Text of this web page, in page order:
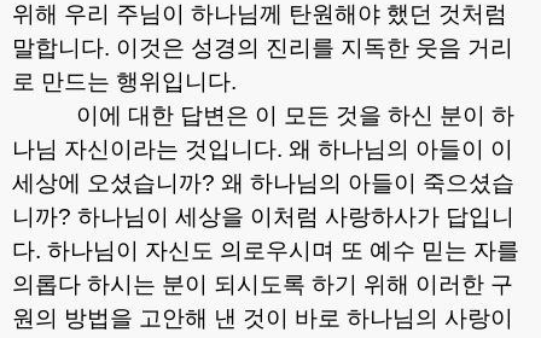
위해 우리 주님이 하나님께 탄원해야 했던 것처럼
말합니다. 이것은 성경의 진리를 지독한 웃음 거리
로 만드는 행위입니다.
이에 대한 답변은 이 모든 것을 하신 분이 하
나님 자신이라는 것입니다. 왜 하나님의 아들이 이
세상에 오셨습니까? 왜 하나님의 아들이 죽으셨습
니까? 하나님이 세상을 이처럼 사랑하사가 답입니
다. 하나님이 자신도 의로우시며 또 예수 믿는 자를
의롭다 하시는 분이 되시도록 하기 위해 이러한 구
원의 방법을 고안해 낸 것이 바로 하나님의 사랑이